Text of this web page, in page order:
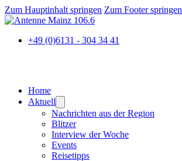
Zum Hauptinhalt springen Zum Footer springen
+49 (0)6131 - 304 34 41
Home
Aktuell
Nachrichten aus der Region
Blitzer
Interview der Woche
Events
Reisetipps